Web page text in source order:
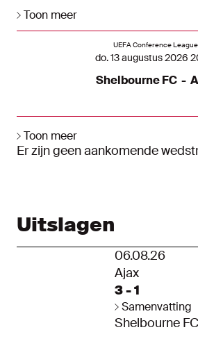
Toon meer
Komende UEFA Conference League
do. 13 augustus 2026
Shelbourne FC -
Toon meer
Er zijn geen aankomende
Uitslagen
06.08.26
Ajax
3 - 1
Shelbourne FC
Samenvatting